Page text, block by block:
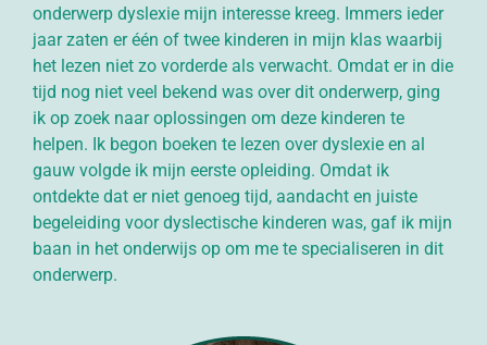
onderwerp dyslexie mijn interesse kreeg. Immers ieder
jaar zaten er één of twee kinderen in mijn klas waarbij
het lezen niet zo vorderde als verwacht. Omdat er in die
tijd nog niet veel bekend was over dit onderwerp, ging
ik op zoek naar oplossingen om deze kinderen te
helpen. Ik begon boeken te lezen over dyslexie en al
gauw volgde ik mijn eerste opleiding. Omdat ik
ontdekte dat er niet genoeg tijd, aandacht en juiste
begeleiding voor dyslectische kinderen was, gaf ik mijn
baan in het onderwijs op om me te specialiseren in dit
onderwerp.